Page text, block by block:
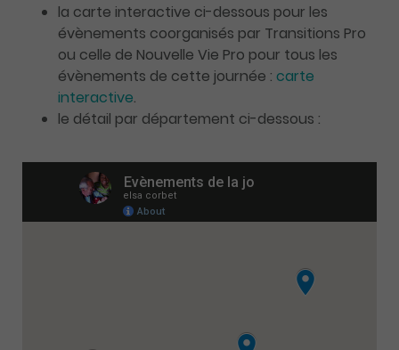
la carte interactive ci-dessous pour les
évènements coorganisés par Transitions Pro
ou celle de Nouvelle Vie Pro pour tous les
évènements de cette journée : carte
interactive.
le détail par département ci-dessous :